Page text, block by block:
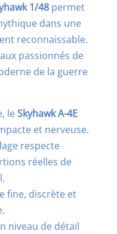
1/48permet
dans une
reconnaissable.
passionnés de
de la guerre
leSkyhawk A-4E
et nerveuse.
respecte
réelles de
fine, discrète et
niveau de détail